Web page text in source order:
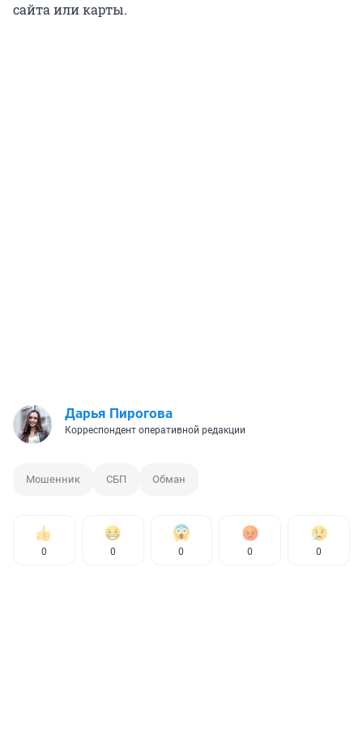
сайта или карты.
Дарья Пирогова
Корреспондент оперативной редакции
Мошенник СБП Обман
0 0 0 0 0